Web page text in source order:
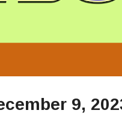
9,